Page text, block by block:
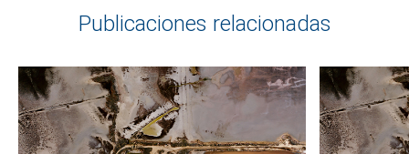
Publicaciones relacionadas